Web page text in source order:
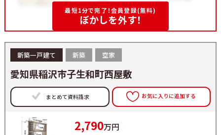
最短1分で完了！会員登録(無料)
ぼかしを外す！
新築一戸建て 新築 空家
愛知県稲沢市子生和町西屋敷
まとめて資料請求 お気に入りに追加する
2,790万円